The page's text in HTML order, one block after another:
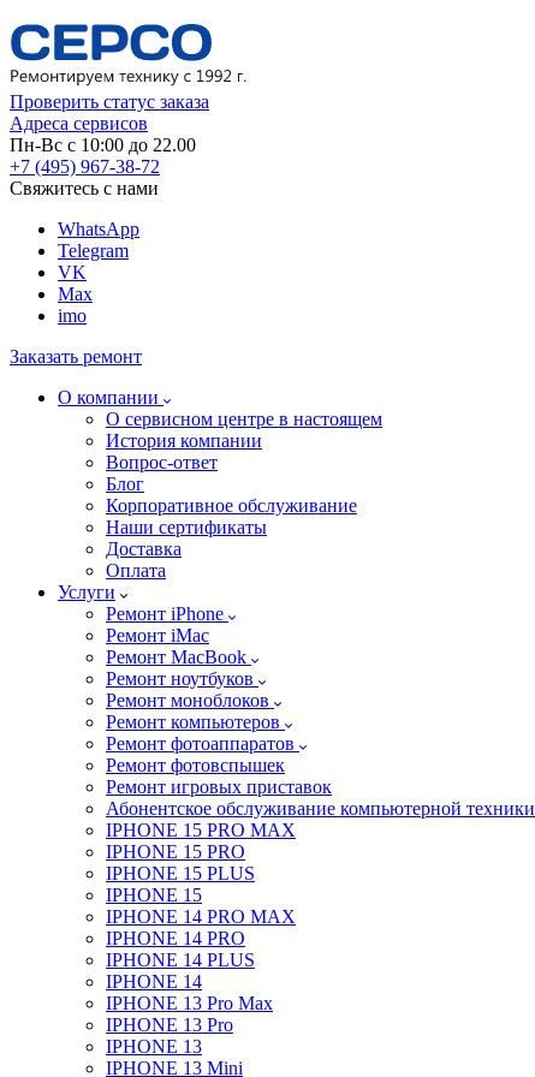
Проверить статус заказа
Адреса сервисов
Пн-Вс с 10:00 до 22.00
+7 (495) 967-38-72
Свяжитесь с нами
WhatsApp
Telegram
VK
Max
imo
Заказать ремонт
О компании
О сервисном центре в настоящем
История компании
Вопрос-ответ
Блог
Корпоративное обслуживание
Наши сертификаты
Доставка
Оплата
Услуги
Ремонт iPhone
Ремонт iMac
Ремонт MacBook
Ремонт ноутбуков
Ремонт моноблоков
Ремонт компьютеров
Ремонт фотоаппаратов
Ремонт фотовспышек
Ремонт игровых приставок
Абонентское обслуживание компьютерной техники
IPHONE 15 PRO MAX
IPHONE 15 PRO
IPHONE 15 PLUS
IPHONE 15
IPHONE 14 PRO MAX
IPHONE 14 PRO
IPHONE 14 PLUS
IPHONE 14
IPHONE 13 Pro Max
IPHONE 13 Pro
IPHONE 13
IPHONE 13 Mini